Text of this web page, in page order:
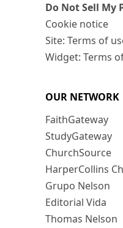
Do Not Sell
Cookie notice
Site: Terms of
Widget: Terms
OUR NETWORK
FaithGateway
StudyGateway
ChurchSource
HarperCollins
Grupo Nelson
Editorial Vida
Thomas Nelson